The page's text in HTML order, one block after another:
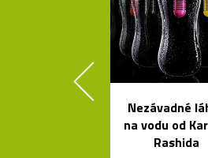
Nezávadné
na vodu od
Rashida